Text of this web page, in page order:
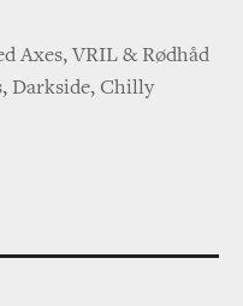
Axes, VRIL & Rødhåd
Darkside, Chilly